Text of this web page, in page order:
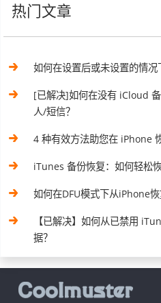
热门文章
如何在设置后或未设置的情
[已解决]如何在没有 iCloud
人/短信？
4 种有效方法助您在 iPhone
iTunes 备份恢复：如何轻松
如何在DFU模式下从iPhone
【已解决】如何从已禁用
据？